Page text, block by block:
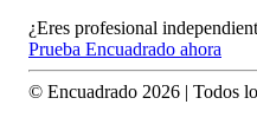
¿Eres profesional
Prueba Encuadrado ahora
© Encuadrado 2026 | Todos